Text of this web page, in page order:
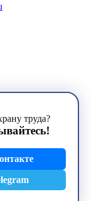
труда?